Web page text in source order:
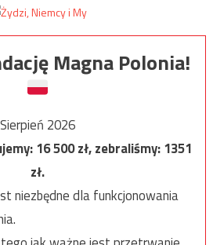
Magna Polonia!
Sierpień 2026
16 500zł, zebraliśmy:1351
zł.
niezbędne dla funkcjonowania